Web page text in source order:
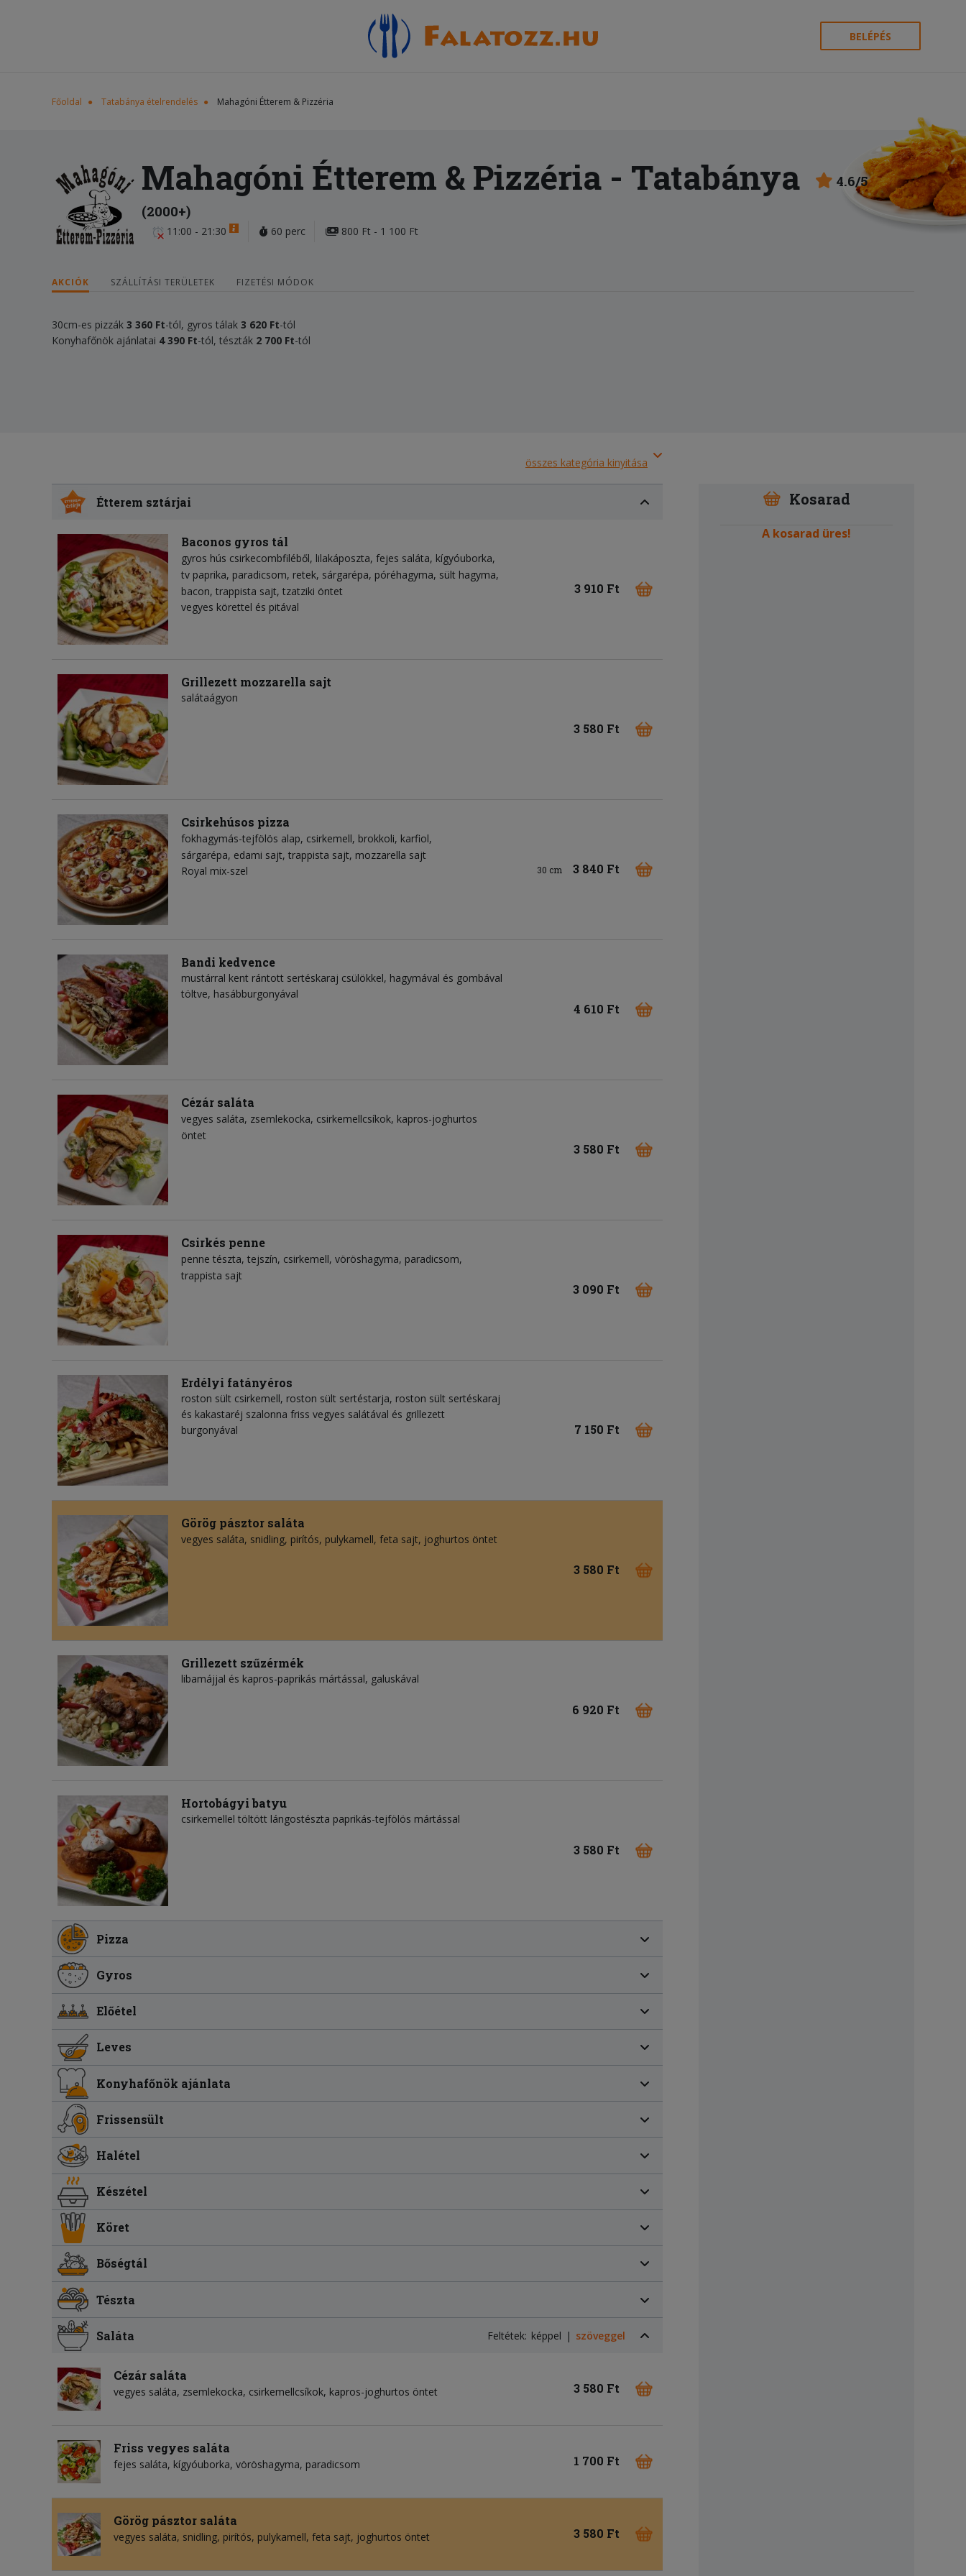
BELÉPÉS
Főoldal Tatabánya ételrendelés Mahagóni Étterem & Pizzéria
Mahagóni Étterem & Pizzéria - Tatabánya
4.6/5
(2000+)
11:00 - 21:30 60 perc 800 Ft - 1 100 Ft
AKCIÓK SZÁLLÍTÁSI TERÜLETEK FIZETÉSI MÓDOK
30cm-es pizzák 3 360 Ft-tól, gyros tálak 3 620 Ft-tól
Konyhafőnök ajánlatai 4 390 Ft-tól, tészták 2 700 Ft-tól
összes kategória kinyitása
Étterem sztárjai
Baconos gyros tál
gyros hús csirkecombfiléből lilakáposzta fejes saláta kígyóuborka
tv paprika paradicsom retek sárgarépa póréhagyma sült hagyma
bacon trappista sajt tzatziki öntet
vegyes körettel és pitával
3 910 Ft
Grillezett mozzarella sajt
salátaágyon
3 580 Ft
Csirkehúsos pizza
fokhagymás-tejfölös alap csirkemell brokkoli karfiol
sárgarépa edami sajt trappista sajt mozzarella sajt
Royal mix-szel
30 cm 3 840 Ft
Bandi kedvence
mustárral kent rántott sertéskaraj csülökkel, hagymával és gombával
töltve, hasábburgonyával
4 610 Ft
Cézár saláta
vegyes saláta zsemlekocka csirkemellcsíkok kapros-joghurtos
öntet
3 580 Ft
Csirkés penne
penne tészta tejszín csirkemell vöröshagyma paradicsom
trappista sajt
3 090 Ft
Erdélyi fatányéros
roston sült csirkemell, roston sült sertéstarja, roston sült sertéskaraj
és kakastaréj szalonna friss vegyes salátával és grillezett
burgonyával
7 150 Ft
Görög pásztor saláta
vegyes saláta snidling pirítós pulykamell feta sajt joghurtos öntet
3 580 Ft
Grillezett szűzérmék
libamájjal és kapros-paprikás mártással, galuskával
6 920 Ft
Hortobágyi batyu
csirkemellel töltött lángostészta paprikás-tejfölös mártással
3 580 Ft
Pizza
Gyros
Előétel
Leves
Konyhafőnök ajánlata
Frissensült
Halétel
Készétel
Köret
Bőségtál
Tészta
Saláta Feltétek: képpel szöveggel
Cézár saláta
vegyes saláta zsemlekocka csirkemellcsíkok kapros-joghurtos öntet 3 580 Ft
Friss vegyes saláta
fejes saláta kígyóuborka vöröshagyma paradicsom 1 700 Ft
Görög pásztor saláta
vegyes saláta snidling pirítós pulykamell feta sajt joghurtos öntet 3 580 Ft
Kosarad
A kosarad üres!